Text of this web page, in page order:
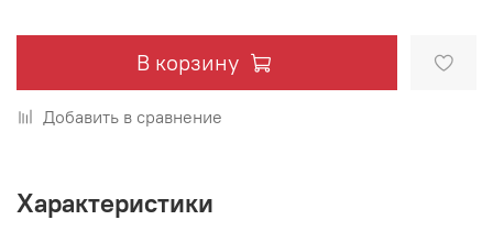
В корзину
Добавить в сравнение
Характеристики